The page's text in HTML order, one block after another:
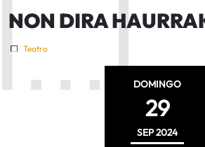
NON DIRA
Teatro
DOMINGO
29
SEP2024